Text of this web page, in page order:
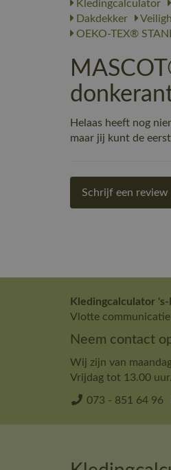
Kledingcalculator
Dakdekker
OEKO-TEX®
Helaas heeft nog
maar jij kunt de
Schrijf een review
Kledingcalculator
Vlotte
Neem contact
Wij zijn van
Vrijdag tot 13.00 uur.
073 - 851 64 96